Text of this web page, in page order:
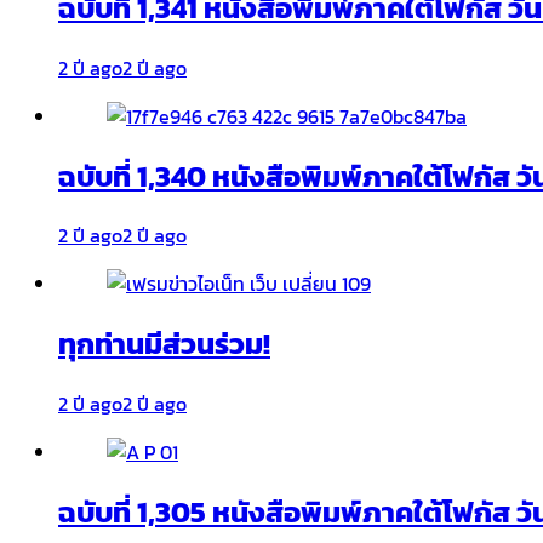
2 ปี ago2 ปี ago
ฉบับที่ 1,340 หนังสือพิมพ์ภาคใต้โฟกัส วั
2 ปี ago2 ปี ago
ทุกท่านมีส่วนร่วม!
2 ปี ago2 ปี ago
ฉบับที่ 1,305 หนังสือพิมพ์ภาคใต้โฟกัส วั